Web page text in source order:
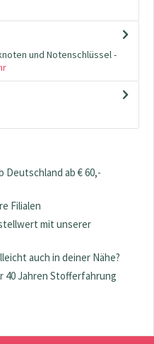
und Notenschlüssel -
Deutschland ab € 60,-
Filialen
mit unserer
auch in deiner Nähe?
40 Jahren Stofferfahrung